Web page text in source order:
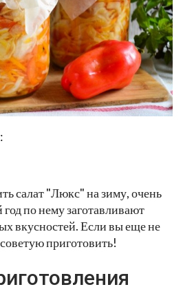
салат "Люкс" на зиму, очень
по нему заготавливают
вкусностей. Если вы еще не
приготовить!